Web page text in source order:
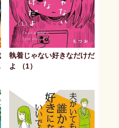
執着じゃない好きなだけだ
よ （1）